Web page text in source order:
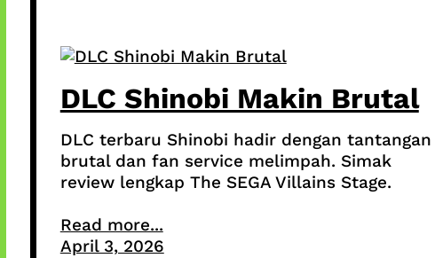
DLC Shinobi Makin Brutal
DLC terbaru Shinobi hadir dengan tantangan
brutal dan fan service melimpah. Simak
review lengkap The SEGA Villains Stage.
Read more...
April 3, 2026